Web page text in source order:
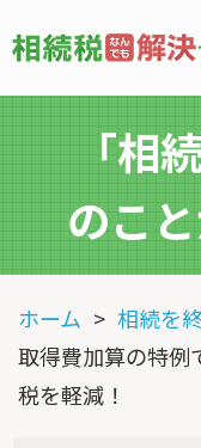
「相
のこ
ホーム
相続を
取得費加算の特例
税を軽減！